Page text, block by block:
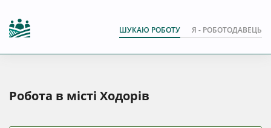
ШУКАЮ РОБОТУ Я - РОБОТОДАВЕЦЬ
Робота в місті Ходорів